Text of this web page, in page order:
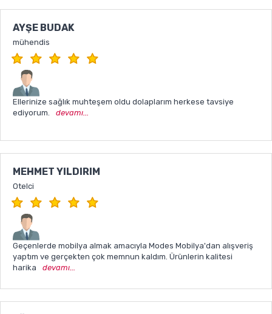
AYŞE BUDAK
mühendis
Ellerinize sağlık muhteşem oldu dolaplarım herkese tavsiye
ediyorum.
devamı...
MEHMET YILDIRIM
Otelci
Geçenlerde mobilya almak amacıyla Modes Mobilya'dan alışveriş
yaptım ve gerçekten çok memnun kaldım. Ürünlerin kalitesi
harika
devamı...